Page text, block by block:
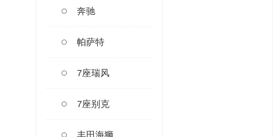
奔驰
帕萨特
7座瑞风
7座别克
丰田海狮